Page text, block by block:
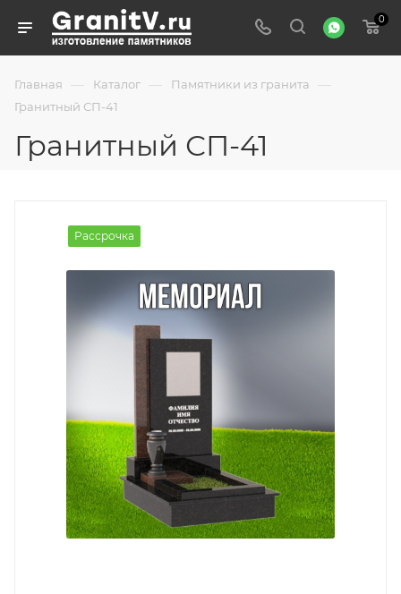
0
Главная — Каталог — Памятники из гранита —
Гранитный СП-41
Гранитный СП-41
Рассрочка